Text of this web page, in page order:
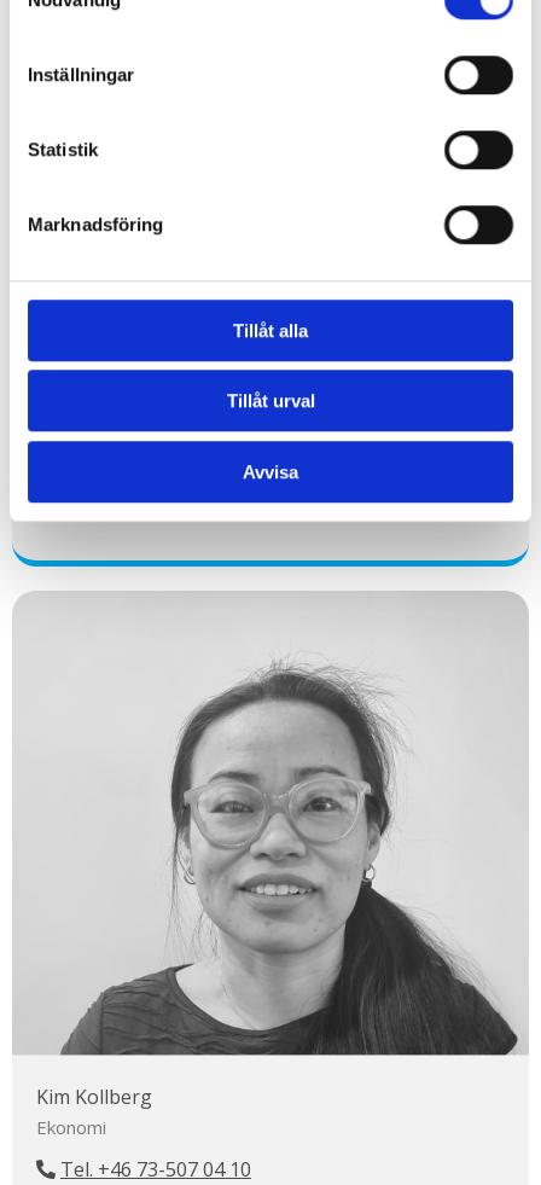
Inställningar
Statistik
Marknadsföring
Tillåt alla
Tillåt urval
Avvisa
Tel. +46 70-989 01 10
lisen.sellen@engi.se
Kim Kollberg
Ekonomi
Tel. +46 73-507 04 10